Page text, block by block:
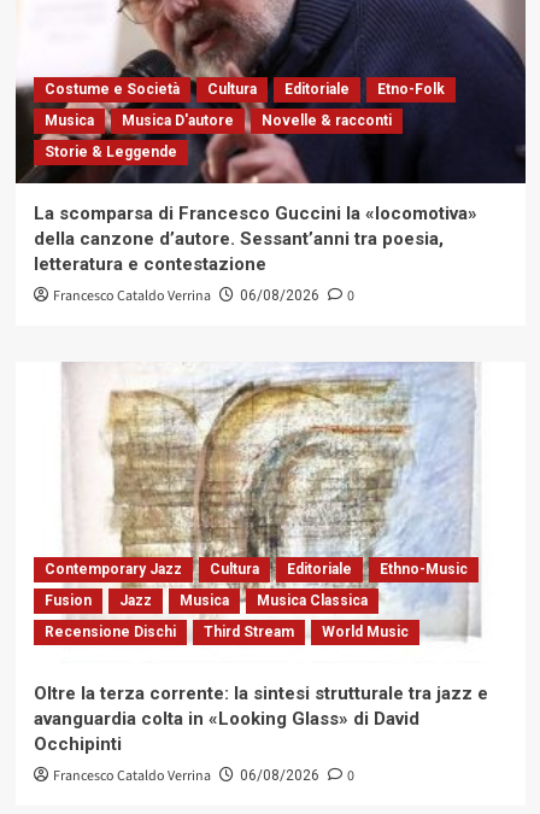
Costume e Società Cultura Editoriale
Etno-Folk
Musica
Musica D'autore
Novelle & racconti
Storie & Leggende
La scomparsa di Francesco Guccini la «locomotiva»
della canzone d’autore. Sessant’anni tra poesia,
letteratura e contestazione
Francesco Cataldo Verrina 06/08/2026 0
Contemporary Jazz Cultura Editoriale
Ethno-Music
Fusion
Jazz Musica
Musica Classica
Recensione Dischi
Third Stream World Music
Oltre la terza corrente: la sintesi strutturale tra jazz e
avanguardia colta in «Looking Glass» di David
Occhipinti
Francesco Cataldo Verrina 06/08/2026 0